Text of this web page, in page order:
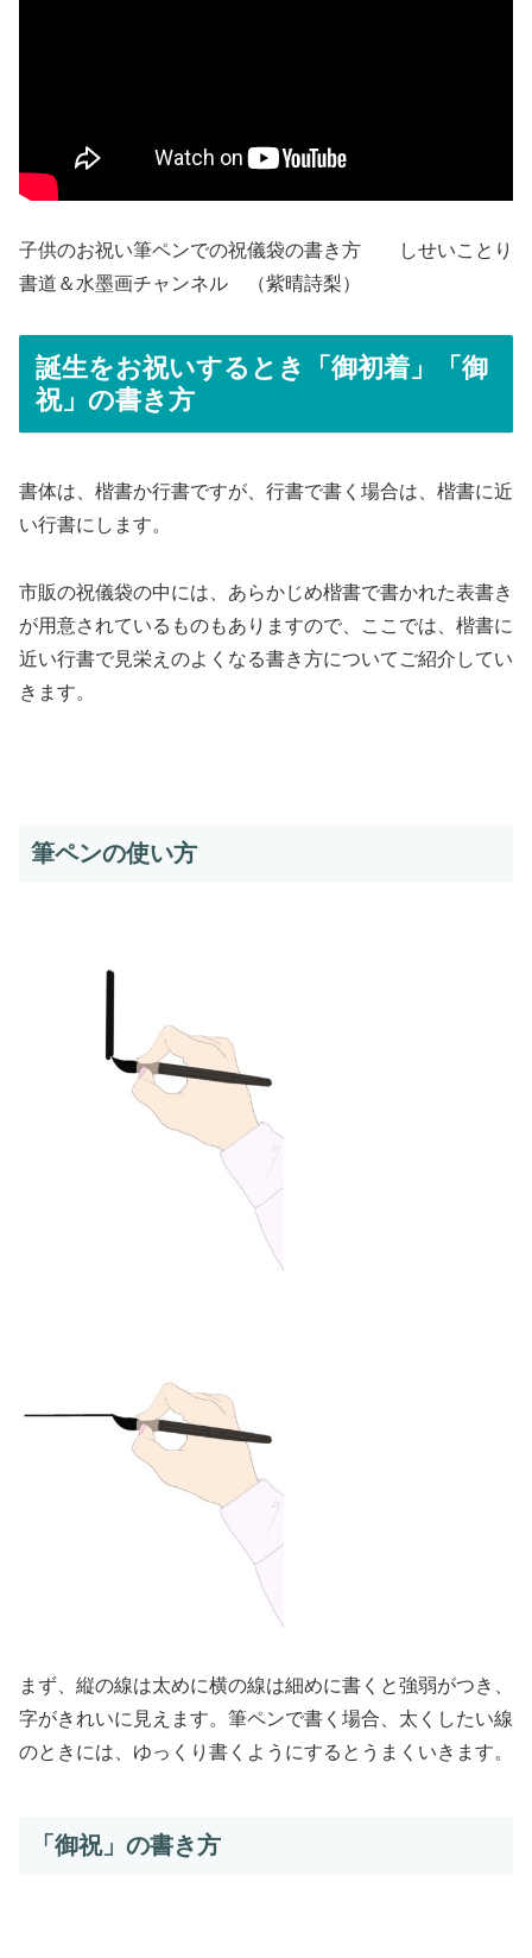
子供のお祝い筆ペンでの祝儀袋の書き方 しせいことり
書道＆水墨画チャンネル （紫晴詩梨）
誕生をお祝いするとき「御初着」「御
祝」の書き方
書体は、楷書か行書ですが、行書で書く場合は、楷書に近
い行書にします。
市販の祝儀袋の中には、あらかじめ楷書で書かれた表書き
が用意されているものもありますので、ここでは、楷書に
近い行書で見栄えのよくなる書き方についてご紹介してい
きます。
筆ペンの使い方
まず、縦の線は太めに横の線は細めに書くと強弱がつき、
字がきれいに見えます。筆ペンで書く場合、太くしたい線
のときには、ゆっくり書くようにするとうまくいきます。
「御祝」の書き方